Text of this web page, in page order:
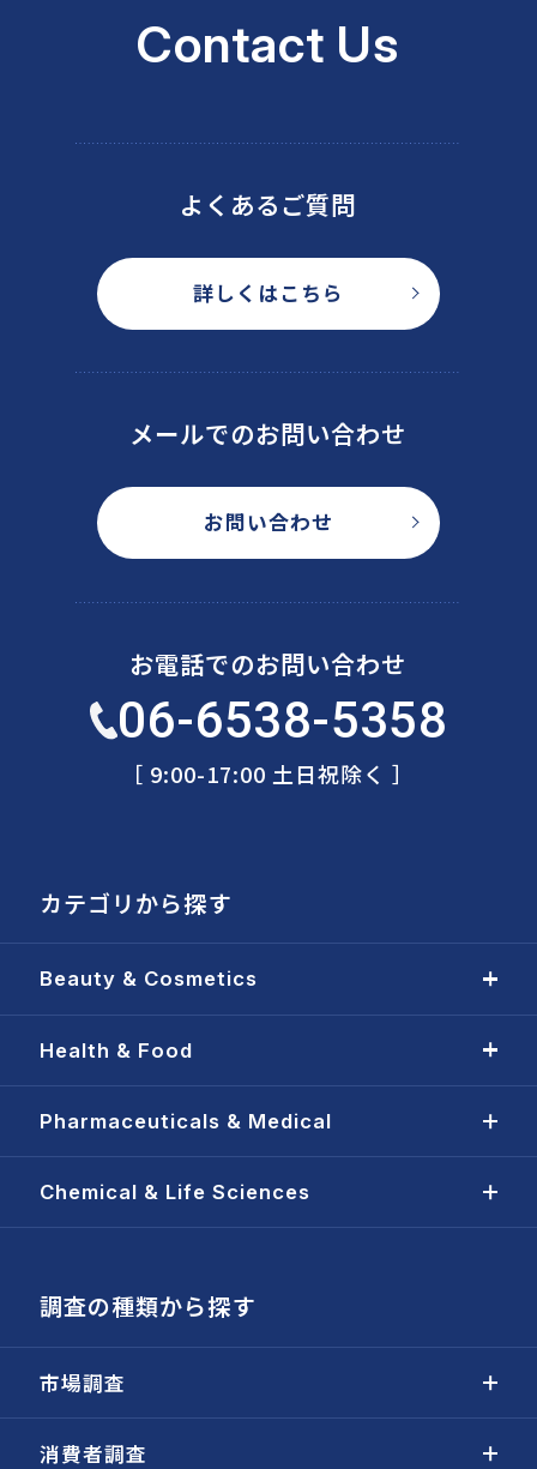
Contact Us
よくあるご質問
詳しくはこちら
メールでのお問い合わせ
お問い合わせ
お電話でのお問い合わせ
06-6538-5358
［ 9:00-17:00 土日祝除く ］
カテゴリから探す
Beauty & Cosmetics
Health & Food
Pharmaceuticals & Medical
Chemical & Life Sciences
調査の種類から探す
市場調査
消費者調査